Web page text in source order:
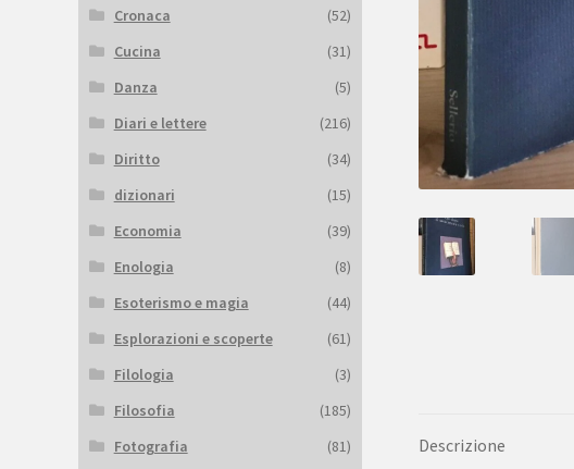
Descrizione
Cronaca
(52)
Cucina
(31)
Danza
(5)
Diari e lettere
(216)
Diritto
(34)
dizionari
(15)
Economia
(39)
Enologia
(8)
Esoterismo e magia
(44)
Esplorazioni e scoperte
(61)
Filologia
(3)
Filosofia
(185)
Fotografia
(81)